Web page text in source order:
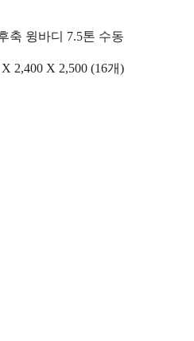
축 윙바디 7.5톤 수동
2,400 X 2,500 (16개)